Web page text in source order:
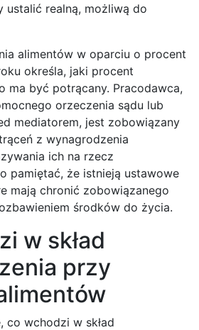
ustalić realną, możliwą do
alimentów w oparciu o procent
określa, jaki procent
ma być potrącany. Pracodawca,
orzeczenia sądu lub
mediatorem, jest zobowiązany
z wynagrodzenia
ich na rzecz
pamiętać, że istnieją ustawowe
mają chronić zobowiązanego
środków do życia.
w skład
przy
co wchodzi w skład